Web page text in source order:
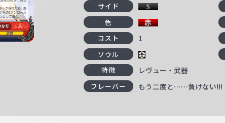
サイド
色
コスト 1
ソウル
特徴 レヴュー・武器
フレーバー もう二度と……負けない!!!